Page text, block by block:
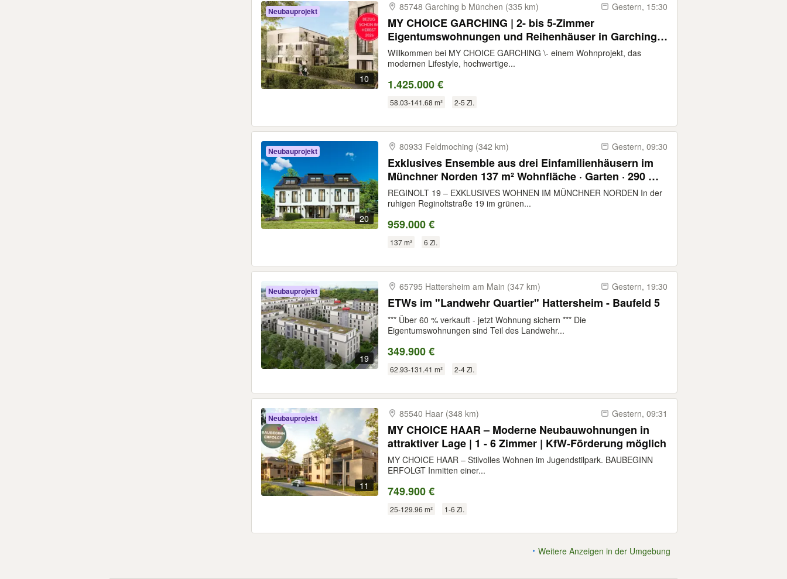
10
Neubauprojekt 85748 Garching b München (335 km) Gestern, 15:30
MY CHOICE GARCHING | 2- bis 5-Zimmer
Eigentumswohnungen und Reihenhäuser in Garching
bei München
Willkommen bei MY CHOICE GARCHING \- einem Wohnprojekt, das
modernen Lifestyle, hochwertige...
1.425.000 €
58.03-141.68 m² 2-5 Zi.
20
Neubauprojekt 80933 Feldmoching (342 km) Gestern, 09:30
Exklusives Ensemble aus drei Einfamilienhäusern im
Münchner Norden 137 m² Wohnfläche · Garten · 290 m
zur U2 und zum Bus · 6 Min. zu BMW · Tempo-30-Lage
REGINOLT 19 – EXKLUSIVES WOHNEN IM MÜNCHNER NORDEN In der
ruhigen Reginoltstraße 19 im grünen...
959.000 €
137 m² 6 Zi.
19
Neubauprojekt 65795 Hattersheim am Main (347 km) Gestern, 19:30
ETWs im "Landwehr Quartier" Hattersheim - Baufeld 5
*** Über 60 % verkauft - jetzt Wohnung sichern *** Die
Eigentumswohnungen sind Teil des Landwehr...
349.900 €
62.93-131.41 m² 2-4 Zi.
11
Neubauprojekt 85540 Haar (348 km) Gestern, 09:31
MY CHOICE HAAR – Moderne Neubauwohnungen in
attraktiver Lage | 1 - 6 Zimmer | KfW-Förderung möglich
MY CHOICE HAAR – Stilvolles Wohnen im Jugendstilpark. BAUBEGINN
ERFOLGT Inmitten einer...
749.900 €
25-129.96 m² 1-6 Zi.
Weitere Anzeigen in der Umgebung